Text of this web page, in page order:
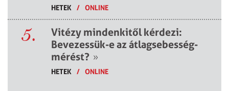
HETEK / ONLINE
5.
Vitézy mindenkitől kérdezi:
Bevezessük-e az átlagsebesség-
mérést? »
HETEK / ONLINE